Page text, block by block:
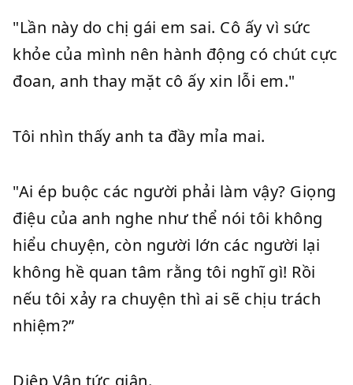
"Lần này do chị gái em sai. Cô ấy vì sức
khỏe của mình nên hành động có chút cực
đoan, anh thay mặt cô ấy xin lỗi em."
Tôi nhìn thấy anh ta đầy mỉa mai.
"Ai ép buộc các người phải làm vậy? Giọng
điệu của anh nghe như thể nói tôi không
hiểu chuyện, còn người lớn các người lại
không hề quan tâm rằng tôi nghĩ gì! Rồi
nếu tôi xảy ra chuyện thì ai sẽ chịu trách
nhiệm?”
Diệp Vân tức giận.